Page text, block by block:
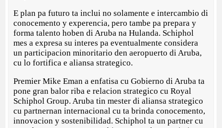
E plan pa futuro ta inclui no solamente e intercambio di
conocemento y experencia, pero tambe pa prepara y
forma talento hoben di Aruba na Hulanda. Schiphol
mes a expresa su interes pa eventualmente considera
un participacion minoritario den aeropuerto di Aruba,
cu lo fortifica e aliansa strategico.
Premier Mike Eman a enfatisa cu Gobierno di Aruba ta
pone gran balor riba e relacion strategico cu Royal
Schiphol Group. Aruba tin mester di aliansa strategico
cu partnernan internacional cu ta brinda conocemento,
innovacion y sostenibilidad. Schiphol ta un partner cu